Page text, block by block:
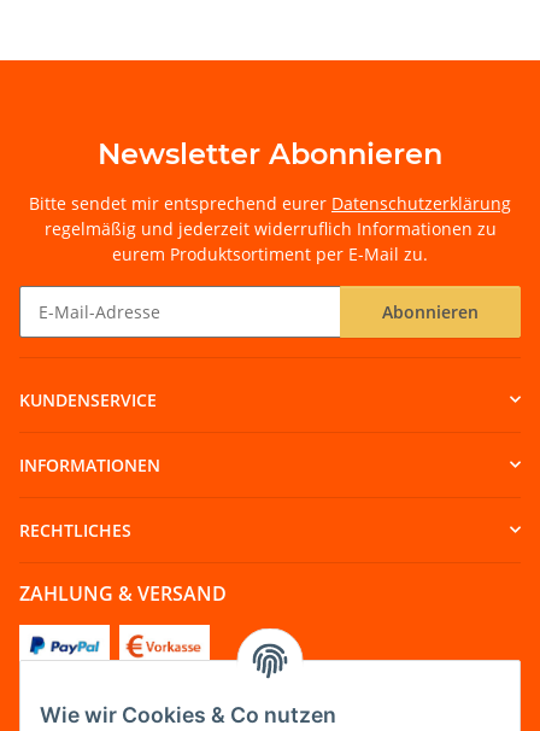
Wie wir Cookies & Co nutzen
Newsletter Abonnieren
Bitte sendet mir entsprechend eurer Datenschutzerklärung
regelmäßig und jederzeit widerruflich Informationen zu
eurem Produktsortiment per E-Mail zu.
Abonnieren
KUNDENSERVICE
INFORMATIONEN
RECHTLICHES
ZAHLUNG & VERSAND